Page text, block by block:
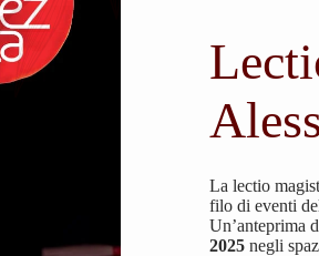
La lectio
filo di eventi
Un’anteprima
2025negli